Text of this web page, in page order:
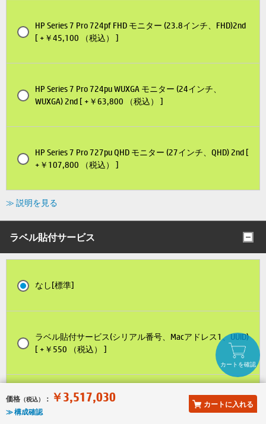
HP Series 7 Pro 724pf FHD モニター (23.8インチ、FHD)2nd
[ +￥45,100 （税込） ]
HP Series 7 Pro 724pu WUXGA モニター (24インチ、
WUXGA) 2nd [ +￥63,800 （税込） ]
HP Series 7 Pro 727pu QHD モニター (27インチ、QHD) 2nd [
+￥107,800 （税込） ]
≫ 説明を見る
ラベル貼付サービス
なし[標準]
ラベル貼付サービス(シリアル番号、Macアドレス1、UUID)
[ +￥550 （税込） ]
ラベル貼付サービス(シリアル番号、Macアドレス1、2) [ +
￥550 （税込） ]
価格 （税込） ： ￥3,517,030
≫ 構成確認
カートに入れる
カートを確認